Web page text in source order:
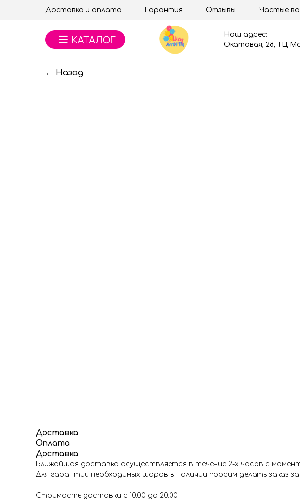
Доставка и оплата Гарантия Отзывы Частые
Наш адрес:
Окатовая, 28, ТЦ
← Назад
Доставка
Оплата
Доставка
Ближайшая доставка осуществляется в течение 2-х часов с
Для гарантии необходимых шаров в наличии просим делать заказ
Стоимость доставки с 10.00 до 20:00: